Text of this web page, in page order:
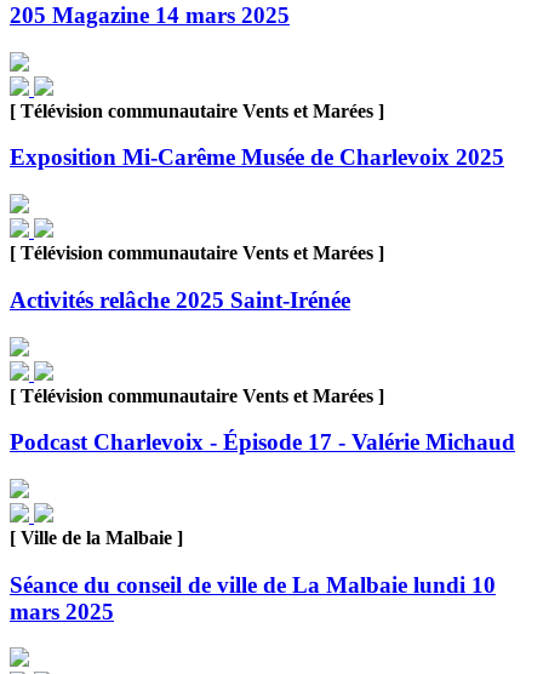
205 Magazine 14 mars 2025
[ Télévision communautaire Vents et Marées ]
Exposition Mi-Carême Musée de Charlevoix 2025
[ Télévision communautaire Vents et Marées ]
Activités relâche 2025 Saint-Irénée
[ Télévision communautaire Vents et Marées ]
Podcast Charlevoix - Épisode 17 - Valérie Michaud
[ Ville de la Malbaie ]
Séance du conseil de ville de La Malbaie lundi 10
mars 2025